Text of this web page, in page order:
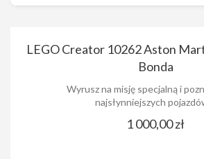
LEGO Creator 10262 Aston
Bonda
Wyrusz na misję specjalną i
najsłynniejszych
1 000,00 zł